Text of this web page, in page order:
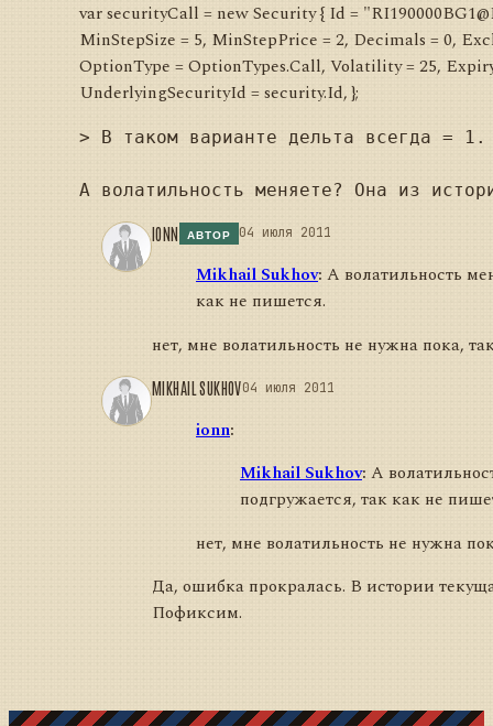
var securityCall = new Security { Id =
MinStepSize = 5, MinStepPrice = 2, Decimals = 0,
OptionType = OptionTypes.Call, Volatility = 25,
UnderlyingSecurityId = security.Id, };
> В таком варианте дельта всегда = 1.
IONN АВТОР 04 июля 2011
Mikhail Sukhov: А волатильность
как не пишется.
нет, мне волатильность не нужна пока,
MIKHAIL SUKHOV04 июля 2011
ionn:
Mikhail Sukhov: А
подгружается, так как не
нет, мне волатильность не нужна
Да, ошибка прокралась. В истории
Пофиксим.